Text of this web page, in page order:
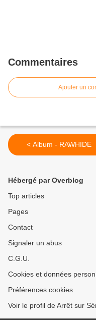
Commentaires
Ajouter un
< Album - RAWHIDE
Hébergé par Overblog
Top articles
Pages
Contact
Signaler un abus
C.G.U.
Cookies et données
Préférences cookies
Voir le profil de Arrêt sur